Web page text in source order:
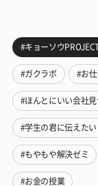
#キョーソウ
#ガクラボ #お
#ほんとにいい会社見
#学生の君に伝えたい
#もやもや解決ゼミ
#お金の授業